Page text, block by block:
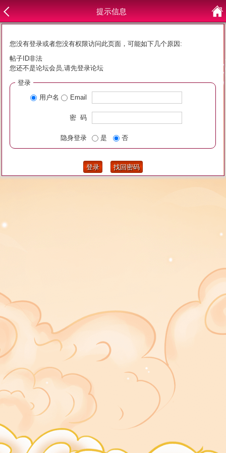
提示信息
您没有登录或者您没有权限访问此页面，可能如下几个原因:
帖子ID非法
您还不是论坛会员,请先登录论坛
登录
用户名
Email
密 码
隐身登录 是 否